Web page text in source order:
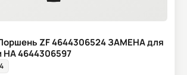
ZF 4644306524 ЗАМЕНА для
НА 4644306597